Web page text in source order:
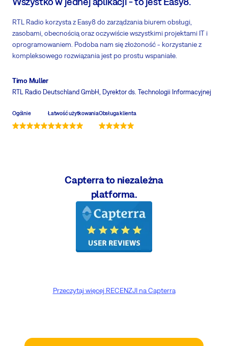
RTL Radio korzysta z Easy8 do zarządzania biurem obsługi,
zasobami, obecnością oraz oczywiście wszystkimi projektami IT i
oprogramowaniem. Podoba nam się złożoność - korzystanie z
kompleksowego rozwiązania jest po prostu wspaniałe.
Timo Muller
RTL Radio Deutschland GmbH, Dyrektor ds. Technologii Informacyjnej
Ogólnie Łatwość użytkowaniaObsługa klienta
Capterra to niezależna
platforma.
Przeczytaj więcej RECENZJI na Capterra